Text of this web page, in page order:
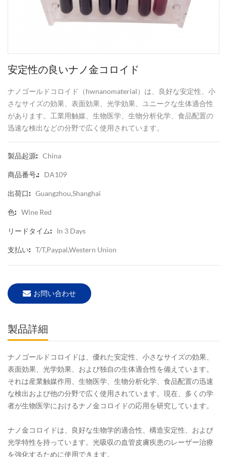
安定性の良いナノ金コロイド
ナノゴールドコロイド（hwnanomaterial）は、良好な安定性、小
さなサイズの効果、表面効果、光学効果、ユニークな生体適合性
があります。工業用触媒、生物医学、生物分析化学、食品配置の
迅速な検出などの分野で広く使用されています。
製品起源: China
商品番号.: DA109
出荷口: Guangzhou,Shanghai
色: Wine Red
リードタイム: In 3 Days
支払い: T/T,Paypal,western Union
お問い合わせ
製品詳細
ナノゴールドコロイドは、優れた安定性、小さなサイズの効果、
表面効果、光学効果、および独自の生体適合性を備えています。
それは産業触媒作用、生物医学、生物分析化学、食品配置の迅速
な検出および他の分野で広く使用されています。現在、多くの学
者が生物医学におけるナノ金コロイドの応用を研究しています。
ナノ金コロイドは、良好な生物学的適合性、構造安定性、および
光学特性を持っています。光吸収の血管皮膚疾患のレーザー治療
を強化するために使用できます。